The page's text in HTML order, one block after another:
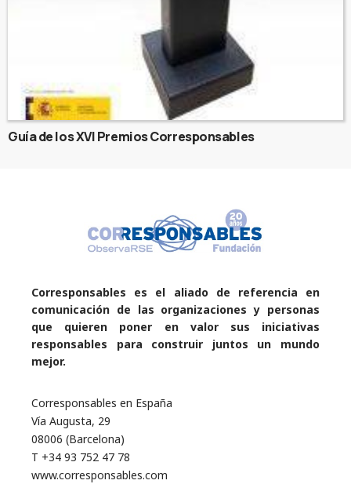
Guía de los XVI Premios Corresponsables
Corresponsables es el aliado de referencia en
comunicación de las organizaciones y personas
que quieren poner en valor sus iniciativas
responsables para construir juntos un mundo
mejor.
Corresponsables en España
Vía Augusta, 29
08006 (Barcelona)
T +34 93 752 47 78
www.corresponsables.com